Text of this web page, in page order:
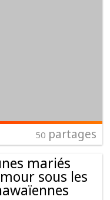
50 partages
mariés
sous les